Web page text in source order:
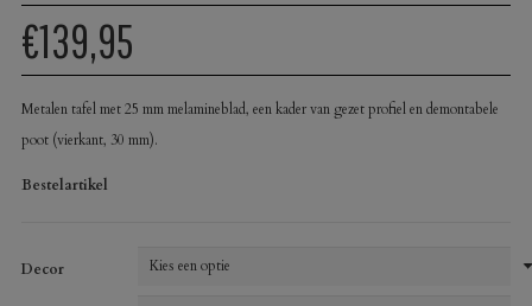
€139,95
Metalen tafel met 25 mm melamineblad, een kader van gezet profiel en demontabele
poot (vierkant, 30 mm).
Bestelartikel
Decor